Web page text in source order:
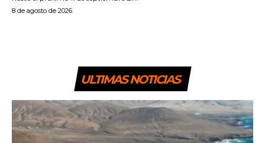
8 de agosto de 2026
ULTIMAS NOTICIAS